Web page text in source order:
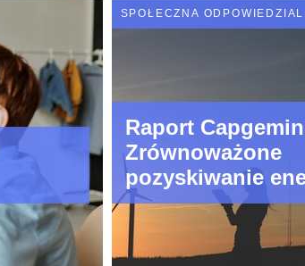
SPOŁECZNA
Raport
Zrównoważone
pozyskiwanie
ma kluczowe
dla kontroli celów
klimatycznych